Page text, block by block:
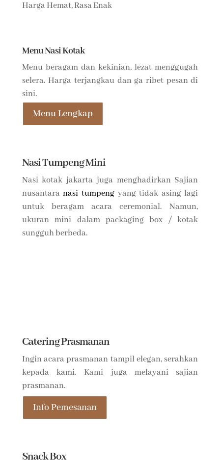
Harga Hemat, Rasa Enak
Menu Nasi Kotak
Menu beragam dan kekinian, lezat menggugah
selera. Harga terjangkau dan ga ribet pesan di
sini.
Menu Lengkap
Nasi Tumpeng Mini
Nasi kotak jakarta juga menghadirkan Sajian
nusantaranasi tumpengyang tidak asing lagi
untuk beragam acara ceremonial. Namun,
ukuran mini dalam packaging box / kotak
sungguh berbeda.
Catering Prasmanan
Ingin acara prasmanan tampil elegan, serahkan
kepada kami. Kami juga melayani sajian
prasmanan.
Info Pemesanan
Snack Box